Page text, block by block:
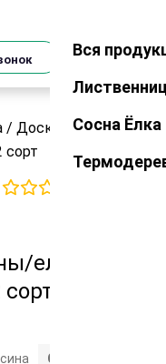
Закрыть
Вся
Сосна Ёлка
/ Доска обрезная из
сорт
ели
Сосна/ель